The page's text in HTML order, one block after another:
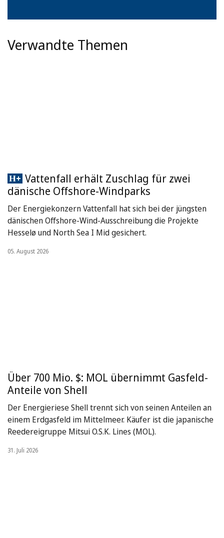
Verwandte Themen
Vattenfall erhält Zuschlag für zwei
dänische Offshore-Windparks
Der Energiekonzern Vattenfall hat sich bei der jüngsten
dänischen Offshore-Wind-Ausschreibung die Projekte
Hesselø und North Sea I Mid gesichert.
05. August 2026
Über 700 Mio. $: MOL übernimmt Gasfeld-
Anteile von Shell
Der Energieriese Shell trennt sich von seinen Anteilen an
einem Erdgasfeld im Mittelmeer. Käufer ist die japanische
Reedereigruppe Mitsui O.S.K. Lines (MOL).
31. Juli 2026